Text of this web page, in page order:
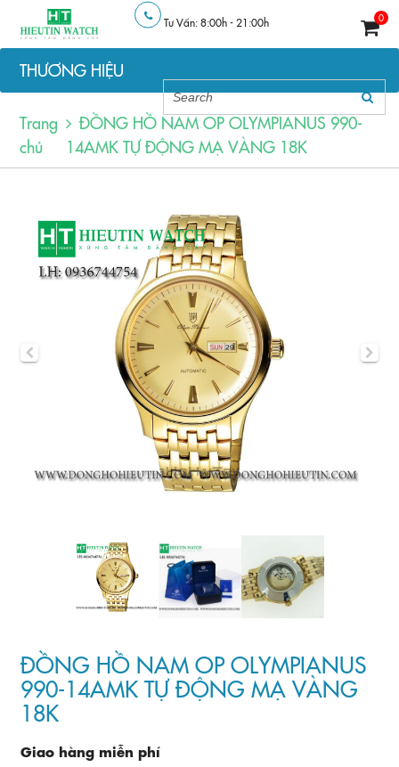
Tư Vấn: 8:00h - 21:00h 0
THƯƠNG HIỆU
Trang
chủ
ĐỒNG HỒ NAM OP OLYMPIANUS 990-
14AMK TỰ ĐỘNG MẠ VÀNG 18K
ĐỒNG HỒ NAM OP OLYMPIANUS
990-14AMK TỰ ĐỘNG MẠ VÀNG
18K
Giao hàng miễn phí